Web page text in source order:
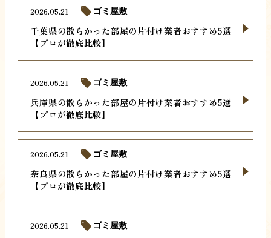
千葉県の散らかった部屋の片付け業者おすすめ5選
【プロが徹底比較】
2026.05.21 ゴミ屋敷
兵庫県の散らかった部屋の片付け業者おすすめ5選
【プロが徹底比較】
2026.05.21 ゴミ屋敷
奈良県の散らかった部屋の片付け業者おすすめ5選
【プロが徹底比較】
2026.05.21 ゴミ屋敷
2026.05.21 ゴミ屋敷